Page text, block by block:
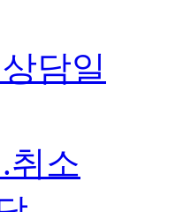
담일
취소